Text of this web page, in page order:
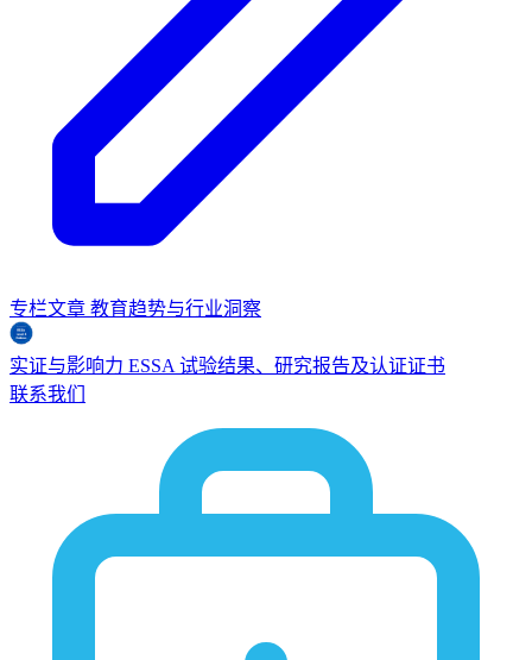
专栏文章 教育趋势与行业洞察
实证与影响力 ESSA 试验结果、研究报告及认证证书
联系我们